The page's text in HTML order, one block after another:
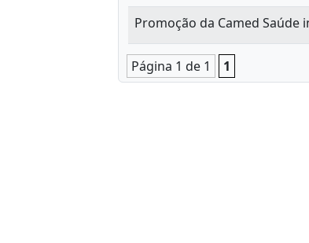
Promoção da Camed
Página 1 de 1 1